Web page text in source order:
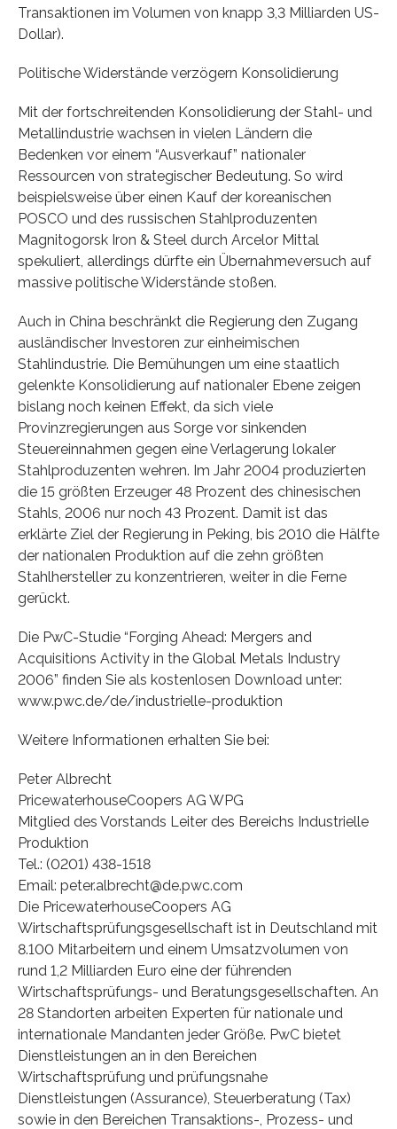
Transaktionen im Volumen von knapp 3,3 Milliarden US-
Dollar).
Politische Widerstände verzögern Konsolidierung
Mit der fortschreitenden Konsolidierung der Stahl- und
Metallindustrie wachsen in vielen Ländern die
Bedenken vor einem “Ausverkauf” nationaler
Ressourcen von strategischer Bedeutung. So wird
beispielsweise über einen Kauf der koreanischen
POSCO und des russischen Stahlproduzenten
Magnitogorsk Iron & Steel durch Arcelor Mittal
spekuliert, allerdings dürfte ein Übernahmeversuch auf
massive politische Widerstände stoßen.
Auch in China beschränkt die Regierung den Zugang
ausländischer Investoren zur einheimischen
Stahlindustrie. Die Bemühungen um eine staatlich
gelenkte Konsolidierung auf nationaler Ebene zeigen
bislang noch keinen Effekt, da sich viele
Provinzregierungen aus Sorge vor sinkenden
Steuereinnahmen gegen eine Verlagerung lokaler
Stahlproduzenten wehren. Im Jahr 2004 produzierten
die 15 größten Erzeuger 48 Prozent des chinesischen
Stahls, 2006 nur noch 43 Prozent. Damit ist das
erklärte Ziel der Regierung in Peking, bis 2010 die Hälfte
der nationalen Produktion auf die zehn größten
Stahlhersteller zu konzentrieren, weiter in die Ferne
gerückt.
Die PwC-Studie “Forging Ahead: Mergers and
Acquisitions Activity in the Global Metals Industry
2006” finden Sie als kostenlosen Download unter:
www.pwc.de/de/industrielle-produktion
Weitere Informationen erhalten Sie bei:
Peter Albrecht
PricewaterhouseCoopers AG WPG
Mitglied des Vorstands Leiter des Bereichs Industrielle
Produktion
Tel.: (0201) 438-1518
Email: peter.albrecht@de.pwc.com
Die PricewaterhouseCoopers AG
Wirtschaftsprüfungsgesellschaft ist in Deutschland mit
8.100 Mitarbeitern und einem Umsatzvolumen von
rund 1,2 Milliarden Euro eine der führenden
Wirtschaftsprüfungs- und Beratungsgesellschaften. An
28 Standorten arbeiten Experten für nationale und
internationale Mandanten jeder Größe. PwC bietet
Dienstleistungen an in den Bereichen
Wirtschaftsprüfung und prüfungsnahe
Dienstleistungen (Assurance), Steuerberatung (Tax)
sowie in den Bereichen Transaktions-, Prozess- und